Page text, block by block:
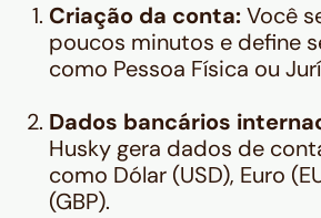
Criação da conta:Você
poucos minutos e define
como Pessoa Física ou
Dados bancários
Husky gera dados de
como Dólar (USD), Euro
(GBP).